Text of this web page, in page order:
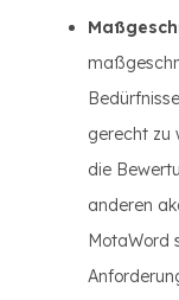
gerecht zu
die
anderen
MotaWord